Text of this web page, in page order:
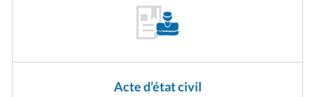
Acte d’état civil